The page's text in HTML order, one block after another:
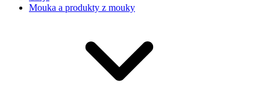
Mouka a produkty z mouky